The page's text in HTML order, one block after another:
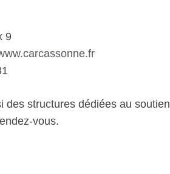
9
des structures dédiées au soutien
vous.